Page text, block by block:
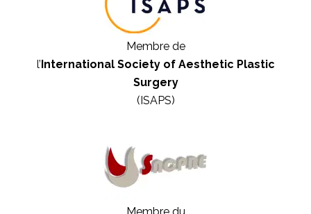
Membre de
l’International Society of Aesthetic Plastic
Surgery
(ISAPS)